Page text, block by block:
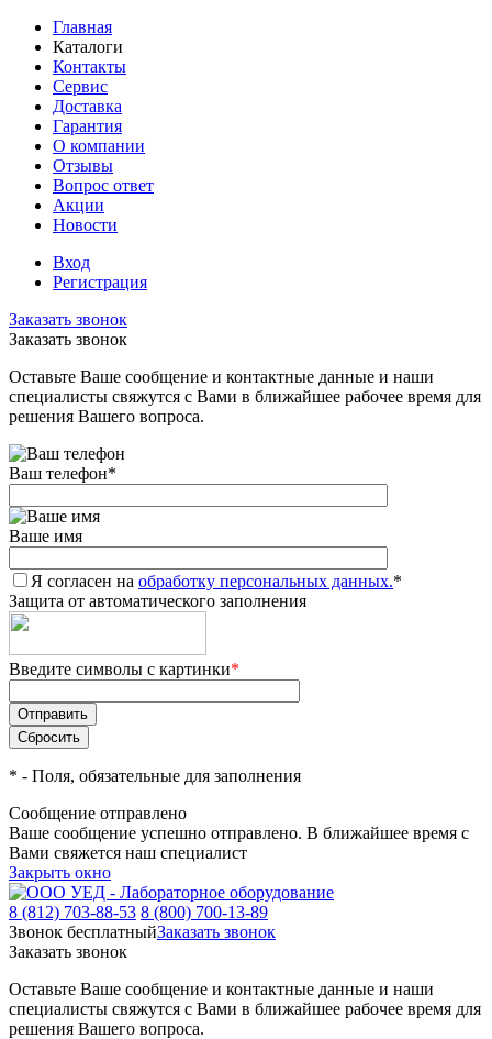
Главная
Каталоги
Контакты
Сервис
Доставка
Гарантия
О компании
Отзывы
Вопрос ответ
Акции
Новости
Вход
Регистрация
Заказать звонок
Заказать звонок
Оставьте Ваше сообщение и контактные данные и наши
специалисты свяжутся с Вами в ближайшее рабочее время для
решения Вашего вопроса.
Ваш телефон*
Ваше имя
Я согласен на обработку персональных данных.*
Защита от автоматического заполнения
Введите символы с картинки*
* - Поля, обязательные для заполнения
Сообщение отправлено
Ваше сообщение успешно отправлено. В ближайшее время с
Вами свяжется наш специалист
Закрыть окно
8 (812) 703-88-53 8 (800) 700-13-89
Звонок бесплатныйЗаказать звонок
Заказать звонок
Оставьте Ваше сообщение и контактные данные и наши
специалисты свяжутся с Вами в ближайшее рабочее время для
решения Вашего вопроса.